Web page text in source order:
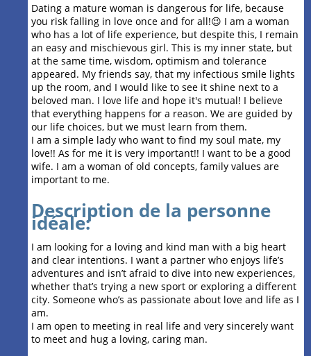
Dating a mature woman is dangerous for life, because
you risk falling in love once and for all!😉 I am a woman
who has a lot of life experience, but despite this, I remain
an easy and mischievous girl. This is my inner state, but
at the same time, wisdom, optimism and tolerance
appeared. My friends say, that my infectious smile lights
up the room, and I would like to see it shine next to a
beloved man. I love life and hope it's mutual! I believe
that everything happens for a reason. We are guided by
our life choices, but we must learn from them.
I am a simple lady who want to find my soul mate, my
love!! As for me it is very important!! I want to be a good
wife. I am a woman of old concepts, family values ​​are
important to me.
Description de la personne
idéale:
I am looking for a loving and kind man with a big heart
and clear intentions. I want a partner who enjoys life’s
adventures and isn’t afraid to dive into new experiences,
whether that’s trying a new sport or exploring a different
city. Someone who’s as passionate about love and life as I
am.
I am open to meeting in real life and very sincerely want
to meet and hug a loving, caring man.